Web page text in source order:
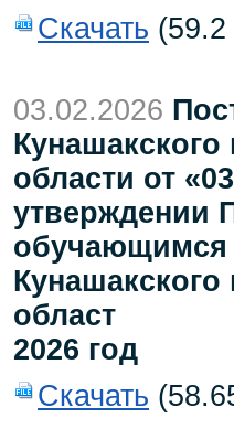
Скачать
03.02.2026
области от
утверждении
обучающимся
област
2026 год
Скачать